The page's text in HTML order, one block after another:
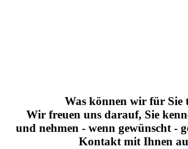
Was können wir für Sie
Wir freuen uns darauf, Sie
und nehmen - wenn gewünscht -
Kontakt mit Ihnen